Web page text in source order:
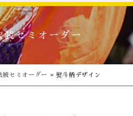
装セミオーダー
被セミオーダー » 熨斗柄デザイン